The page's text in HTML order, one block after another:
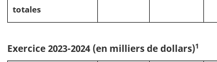
totales
Exercice 2023-2024 (en milliers de dollars)1